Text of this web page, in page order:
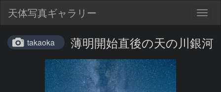
天体写真ギャラリー
takaoka 薄明開始直後の天の川銀河